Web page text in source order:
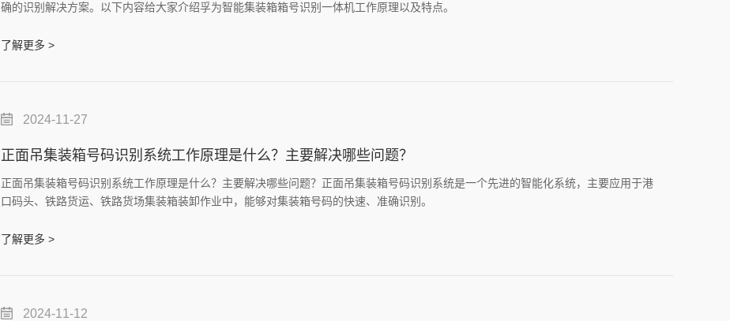
确的识别解决方案。以下内容给大家介绍孚为智能集装箱箱号识别一体机工作原理以及特点。
了解更多 >
2024-11-27
正面吊集装箱号码识别系统工作原理是什么？主要解决哪些问题？
正面吊集装箱号码识别系统工作原理是什么？主要解决哪些问题？正面吊集装箱号码识别系统是一个先进的智能化系统，主要应用于港
口码头、铁路货运、铁路货场集装箱装卸作业中，能够对集装箱号码的快速、准确识别。
了解更多 >
2024-11-12